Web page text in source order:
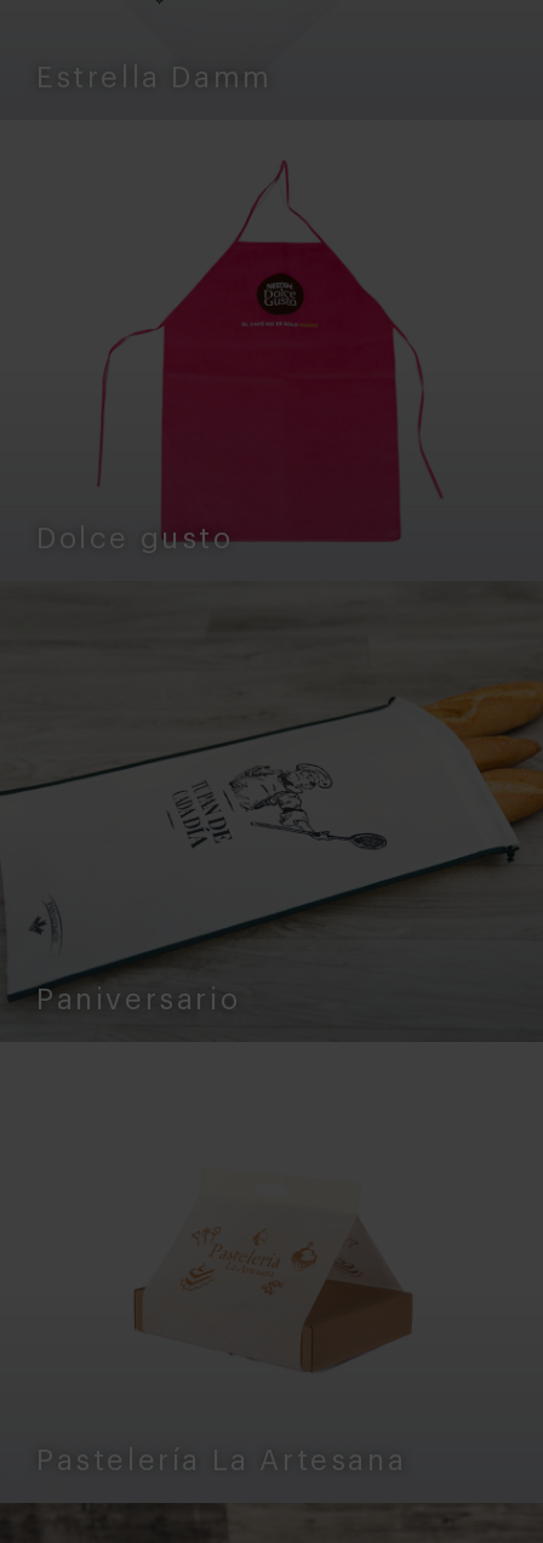
Estrella Damm
Dolce gusto
Paniversario
Pastelería La Artesana